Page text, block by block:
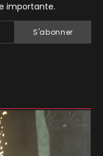
importante.
S'abonner